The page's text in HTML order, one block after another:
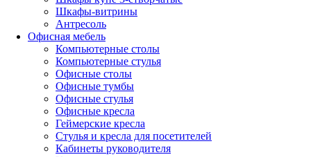
Шкафы-витрины
Антресоль
Офисная мебель
Компьютерные столы
Компьютерные стулья
Офисные столы
Офисные тумбы
Офисные стулья
Офисные кресла
Геймерские кресла
Стулья и кресла для посетителей
Кабинеты руководителя